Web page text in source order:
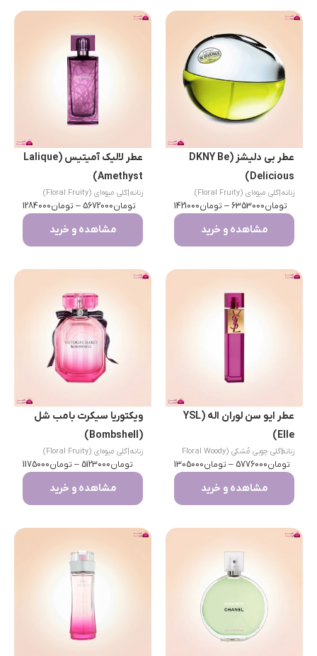
عطر بی دلیشز (DKNY Be
Delicious)
زنانه گلی میوه‌ای (Floral Fruity)
تومان6353000
– تومان1421000
مشاهده و خرید
عطر لالیک آمیتیس (Lalique
Amethyst)
زنانه گلی میوه‌ای (Floral Fruity)
تومان5672000
– تومان1284000
مشاهده و خرید
عطر ایو سن لوران اله (YSL
Elle)
زنانه|
گلی چوبی مُشکی (Floral Woody
Musk)
تومان5776000
– تومان1305000
مشاهده و خرید
ویکتوریا سیکرت بامب شل
(Bombshell)
زنانه گلی میوه‌ای (Floral Fruity)
تومان5123000
– تومان1175000
مشاهده و خرید